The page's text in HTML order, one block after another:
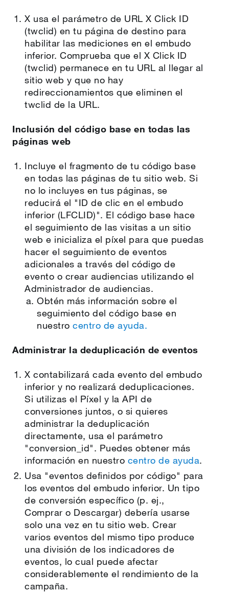
X usa el parámetro de URL X Click ID
(twclid) en tu página de destino para
habilitar las mediciones en el embudo
inferior. Comprueba que el X Click ID
(twclid) permanece en tu URL al llegar al
sitio web y que no hay
redireccionamientos que eliminen el
twclid de la URL.
Inclusión del código base en todas las
páginas web
Incluye el fragmento de tu código base
en todas las páginas de tu sitio web. Si
no lo incluyes en tus páginas, se
reducirá el "ID de clic en el embudo
inferior (LFCLID)". El código base hace
el seguimiento de las visitas a un sitio
web e inicializa el píxel para que puedas
hacer el seguimiento de eventos
adicionales a través del código de
evento o crear audiencias utilizando el
Administrador de audiencias.
Obtén más información sobre el
seguimiento del código base en
nuestro centro de ayuda.
Administrar la deduplicación de eventos
X contabilizará cada evento del embudo
inferior y no realizará deduplicaciones.
Si utilizas el Píxel y la API de
conversiones juntos, o si quieres
administrar la deduplicación
directamente, usa el parámetro
"conversion_id". Puedes obtener más
información en nuestro centro de ayuda.
Usa "eventos definidos por código" para
los eventos del embudo inferior. Un tipo
de conversión específico (p. ej.,
Comprar o Descargar) debería usarse
solo una vez en tu sitio web. Crear
varios eventos del mismo tipo produce
una división de los indicadores de
eventos, lo cual puede afectar
considerablemente el rendimiento de la
campaña.